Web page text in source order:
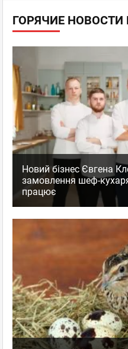
ГОРЯЧИЕ НОВОСТИ
Новий бізнес Євгена
замовлення шеф-
працює